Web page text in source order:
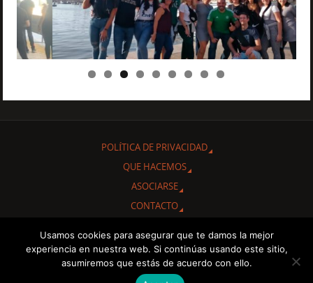
POLÍTICA DE PRIVACIDAD
QUE HACEMOS
ASOCIARSE
CONTACTO
Gracias por interesarte en conocer nuestra Asociación Cultural
"Amigos de Cuba de Albacete.
Usamos cookies para asegurar que te damos la mejor
experiencia en nuestra web. Si continúas usando este sitio,
asumiremos que estás de acuerdo con ello.